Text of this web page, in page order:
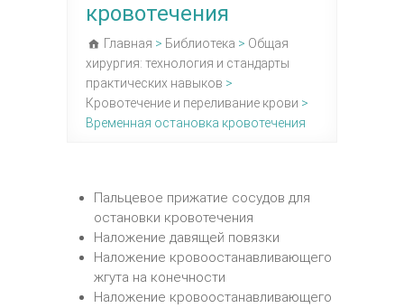
кровотечения
Главная > Библиотека > Общая
хирургия: технология и стандарты
практических навыков >
Кровотечение и переливание крови >
Временная остановка кровотечения
Пальцевое прижатие сосудов для
остановки кровотечения
Наложение давящей повязки
Наложение кровоостанавливающего
жгута на конечности
Наложение кровоостанавливающего